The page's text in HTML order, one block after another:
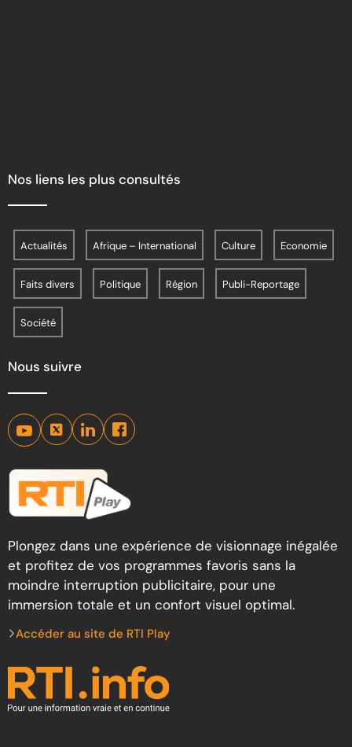
Nos liens les plus consultés
Actualités Afrique – International Culture Economie
Faits divers Politique Région Publi-Reportage
Société
Nous suivre
Plongez dans une expérience de visionnage inégalée
et profitez de vos programmes favoris sans la
moindre interruption publicitaire, pour une
immersion totale et un confort visuel optimal.
Accéder au site de RTI Play